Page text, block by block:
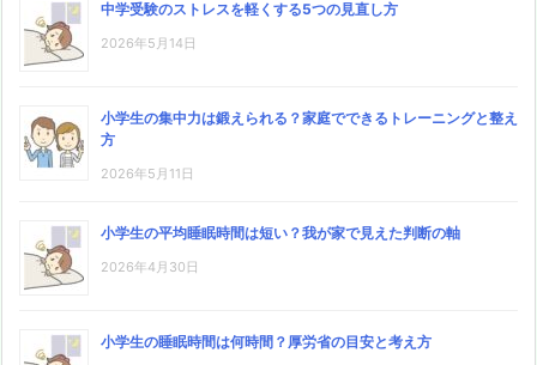
中学受験のストレスを軽くする5つの見直し方
2026年5月14日
小学生の集中力は鍛えられる？家庭でできるトレーニングと整え
方
2026年5月11日
小学生の平均睡眠時間は短い？我が家で見えた判断の軸
2026年4月30日
小学生の睡眠時間は何時間？厚労省の目安と考え方